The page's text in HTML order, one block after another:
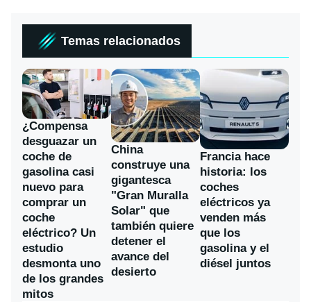
Temas relacionados
¿Compensa
desguazar un
coche de
gasolina casi
nuevo para
comprar un
coche
eléctrico? Un
estudio
desmonta uno
de los grandes
mitos
China
construye una
gigantesca
"Gran Muralla
Solar" que
también quiere
detener el
avance del
desierto
Francia hace
historia: los
coches
eléctricos ya
venden más
que los
gasolina y el
diésel juntos